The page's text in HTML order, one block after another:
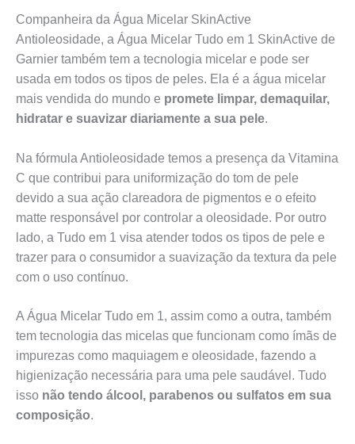
Companheira da Água Micelar SkinActive
Antioleosidade, a Água Micelar Tudo em 1 SkinActive de
Garnier também tem a tecnologia micelar e pode ser
usada em todos os tipos de peles. Ela é a água micelar
mais vendida do mundo e promete limpar, demaquilar,
hidratar e suavizar diariamente a sua pele.
Na fórmula Antioleosidade temos a presença da Vitamina
C que contribui para uniformização do tom de pele
devido a sua ação clareadora de pigmentos e o efeito
matte responsável por controlar a oleosidade. Por outro
lado, a Tudo em 1 visa atender todos os tipos de pele e
trazer para o consumidor a suavização da textura da pele
com o uso contínuo.
A Água Micelar Tudo em 1, assim como a outra, também
tem tecnologia das micelas que funcionam como ímãs de
impurezas como maquiagem e oleosidade, fazendo a
higienização necessária para uma pele saudável. Tudo
isso não tendo álcool, parabenos ou sulfatos em sua
composição.